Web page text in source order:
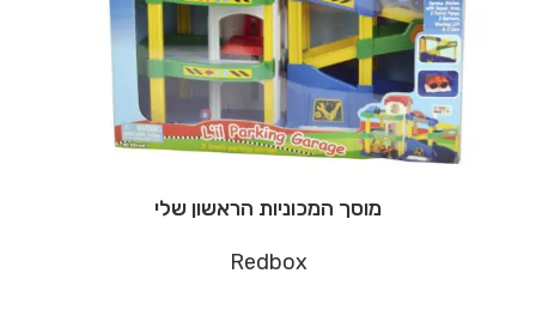
מוסך המכוניות הראשון שלי
Redbox